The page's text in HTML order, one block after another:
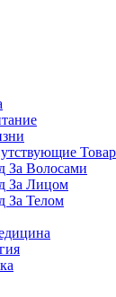
За Волосами
За Лицом
За Телом